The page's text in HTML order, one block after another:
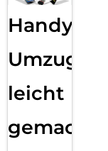
Handy
Umzug
leicht
gemacht!